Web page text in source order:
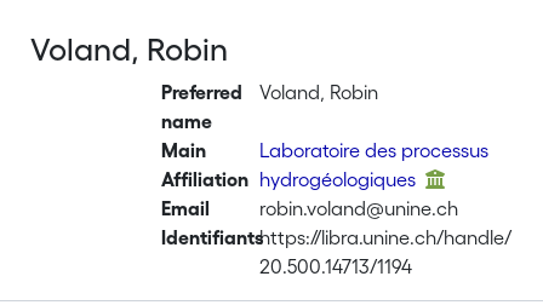
Voland, Robin
Preferred
name
Voland, Robin
Main
Affiliation
Laboratoire des processus
hydrogéologiques
Email
robin.voland@unine.ch
Identifiantshttps://libra.unine.ch/handle/
20.500.14713/1194